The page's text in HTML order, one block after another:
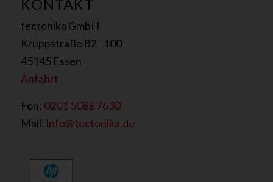
KONTAKT
tectonika GmbH
Kruppstraße 82 - 100
45145 Essen
Anfahrt
Fon: 0201 5088 7630
Mail: info@tectonika.de